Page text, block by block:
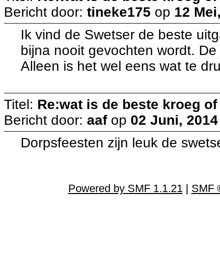
Bericht door: tineke175 op 12
Ik vind de Swetser de beste
bijna nooit gevochten wordt.
Alleen is het wel eens wat te
Titel: Re:wat is de beste kroeg
Bericht door: aafop 02 Juni,
Dorpsfeesten zijn leuk de
Powered by SMF 1.1.21| SMF